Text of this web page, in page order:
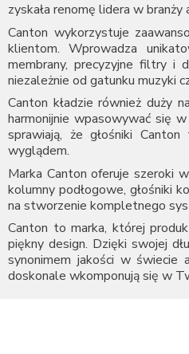
zyskała renomę lidera w branży
Canton wykorzystuje
klientom. Wprowadza
membrany, precyzyjne filtry i
niezależnie od gatunku muzyki
Canton kładzie również duży
harmonijnie wpasowywać się
sprawiają, że głośniki
wyglądem.
Marka Canton oferuje szeroki
kolumny podłogowe, głośniki
na stworzenie kompletnego
Canton to marka, której
piękny design. Dzięki swojej
synonimem jakości w świecie
doskonale wkomponują się w